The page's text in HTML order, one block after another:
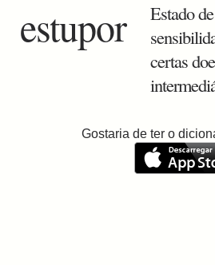
estupor
Estado
certas
Gostaria de ter o